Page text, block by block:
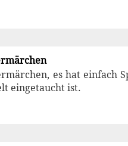
es hat einfach
eingetaucht ist.